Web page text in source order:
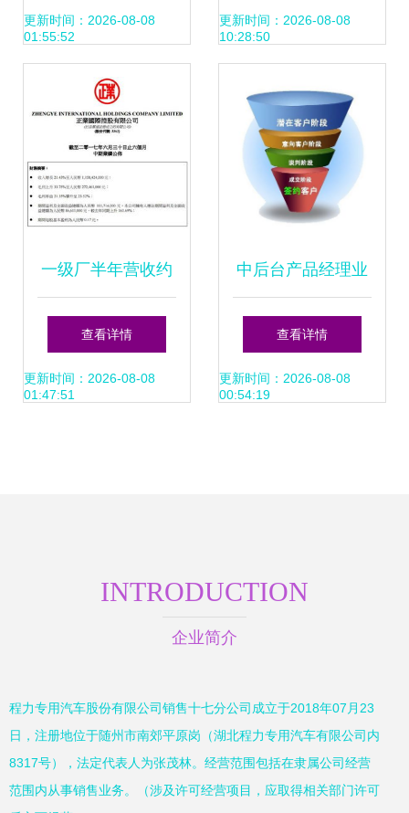
解析
更新时间：2026-08-08
01:55:52
绩TOP10解析
更新时间：2026-08-08
10:28:50
一级厂半年营收约
12亿，瓦楞纸产品
成业绩支柱
查看详情
更新时间：2026-08-08
01:47:51
中后台产品经理业
务调研指南 聚焦销
售业务
查看详情
更新时间：2026-08-08
00:54:19
INTRODUCTION
企业简介
程力专用汽车股份有限公司销售十七分公司成立于2018年07月23
日，注册地位于随州市南郊平原岗（湖北程力专用汽车有限公司内
8317号），法定代表人为张茂林。经营范围包括在隶属公司经营
范围内从事销售业务。（涉及许可经营项目，应取得相关部门许可